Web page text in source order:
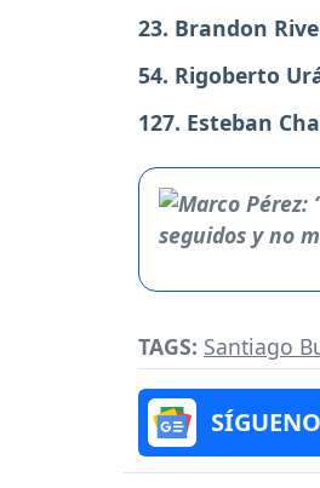
23. Brandon
54. Rigoberto
127. Esteban
TAGS: Santiago